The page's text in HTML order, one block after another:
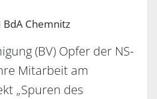
BdA Chemnitz
(BV) Opfer der NS-
Mitarbeit am
„Spuren des